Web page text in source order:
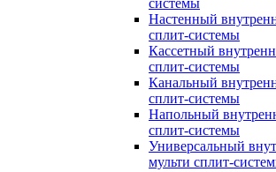
системы
Настенный
сплит-системы
Кассетный
сплит-системы
Канальный
сплит-системы
Напольный
сплит-системы
Универсальный
мульти сплит-